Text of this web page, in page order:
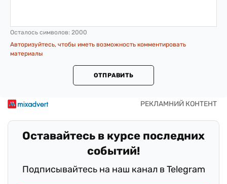
Осталось символов: 2000
Авторизуйтесь, чтобы иметь возможность комментировать
материалы
ОТПРАВИТЬ
Оставайтесь в курсе последних
событий!
Подписывайтесь на наш канал в Telegram